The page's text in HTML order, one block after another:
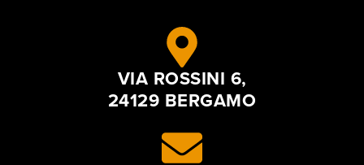
VIA ROSSINI 6,
24129 BERGAMO